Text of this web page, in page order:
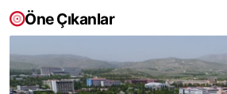
Öne Çıkanlar